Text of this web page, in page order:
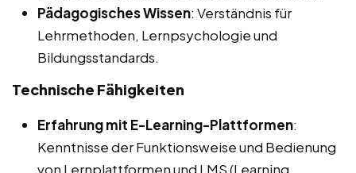
Pädagogisches Wissen: Verständnis für
Lehrmethoden, Lernpsychologie und
Bildungsstandards.
Technische Fähigkeiten
Erfahrung mit E-Learning-Plattformen:
Kenntnisse der Funktionsweise und Bedienung
von Lernplattformen und LMS (Learning